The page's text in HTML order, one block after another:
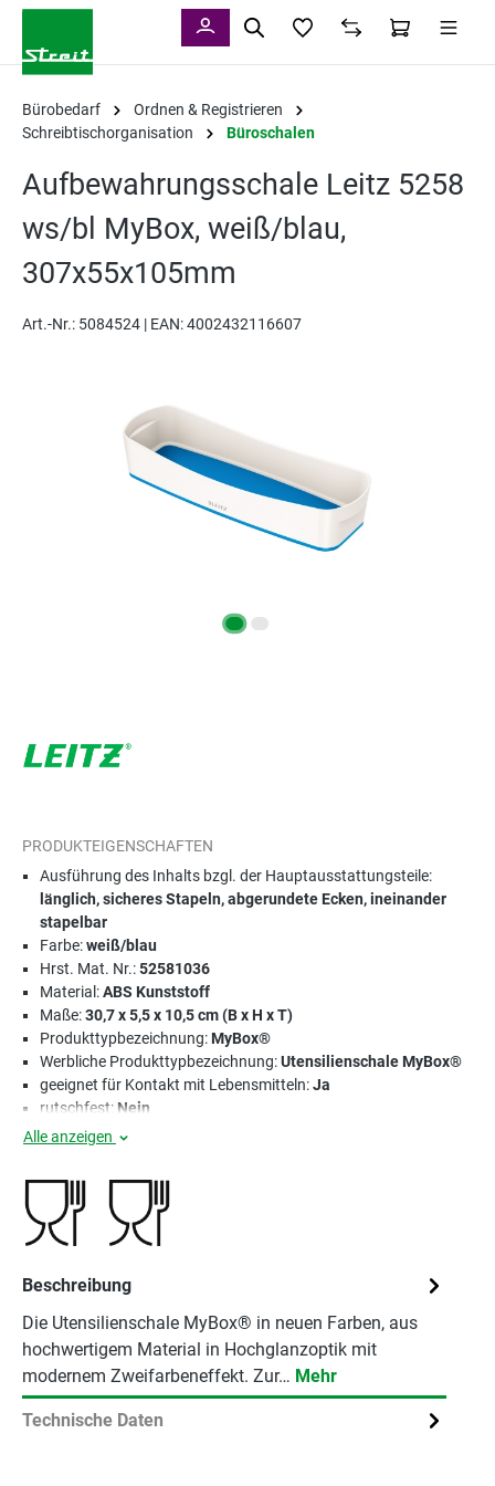
Bürobedarf
Ordnen & Registrieren
Schreibtischorganisation
Büroschalen
Aufbewahrungsschale Leitz 5258
ws/bl MyBox, weiß/blau,
307x55x105mm
Art.-Nr.: 5084524 | EAN: 4002432116607
PRODUKTEIGENSCHAFTEN
Ausführung des Inhalts bzgl. der Hauptausstattungsteile:
länglich, sicheres Stapeln, abgerundete Ecken, ineinander
stapelbar
Farbe:weiß/blau
Hrst. Mat. Nr.:52581036
Material:ABS Kunststoff
Maße:30,7 x 5,5 x 10,5 cm (B x H x T)
Produkttypbezeichnung:MyBox®
Werbliche Produkttypbezeichnung:Utensilienschale MyBox®
geeignet für Kontakt mit Lebensmitteln:Ja
rutschfest: Nein
Alle anzeigen
Beschreibung
Die Utensilienschale MyBox® in neuen Farben, aus
hochwertigem Material in Hochglanzoptik mit
modernem Zweifarbeneffekt. Zur… Mehr
Technische Daten